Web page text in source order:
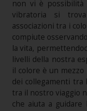
non vi è possibilità
vibratoria si
associazioni tra i
compiute
la vita,
livelli della nostra
il colore è un
dei collegamenti tra
tra il nostro viaggio
che aiuta a guidare